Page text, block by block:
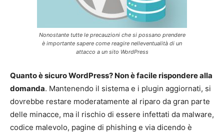
Nonostante tutte le precauzioni che si possano prendere
è importante sapere come reagire nelleventualità di un
attacco a un sito WordPress
Quanto è sicuro WordPress? Non è facile rispondere alla
domanda. Mantenendo il sistema e i plugin aggiornati, si
dovrebbe restare moderatamente al riparo da gran parte
delle minacce, ma il rischio di essere infettati da malware,
codice malevolo, pagine di phishing e via dicendo è